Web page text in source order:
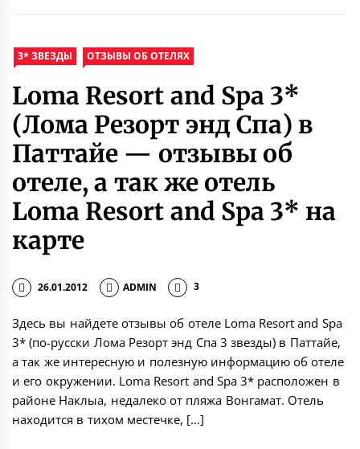
3* ЗВЕЗДЫ ОТЗЫВЫ ОБ ОТЕЛЯХ
Loma Resort and Spa 3*
(Лома Резорт энд Спа) в
Паттайе — отзывы об
отеле, а так же отель
Loma Resort and Spa 3* на
карте
26.01.2012 ADMIN 3
Здесь вы найдете отзывы об отеле Loma Resort and Spa
3* (по-русски Лома Резорт энд Спа 3 звезды) в Паттайе,
а так же интересную и полезную информацию об отеле
и его окружении. Loma Resort and Spa 3* расположен в
районе Наклыа, недалеко от пляжа Вонгамат. Отель
находится в тихом местечке, […]